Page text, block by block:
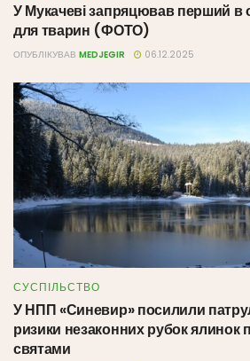
У Мукачеві запряцював перший в
для тварин (ФОТО)
ОПУБЛІКУВАВ MEDJEGIR 06.12.2025
СУСПІЛЬСТВО
У НПП «Синевир» посилили
ризики незаконних рубок ялинок
святами